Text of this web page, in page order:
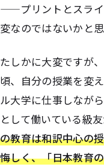
——プリントとスライ
変なのではないかと思
たしかに大変ですが
頃、自分の授業を変
ル大学に仕事しなが
として働いている級
の教育は和訳中心の
悔しく、「日本教育